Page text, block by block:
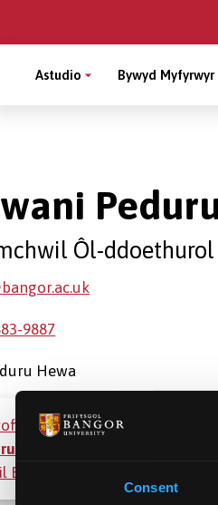
Consent
Astudio Bywyd Myfyrwyr
Ôl-
9887
Dr
Hewa
Bangor